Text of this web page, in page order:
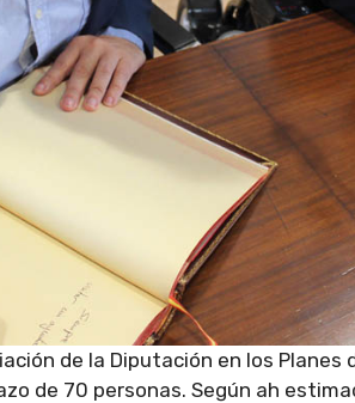
de la Diputación en los Planes
de 70 personas. Según ah